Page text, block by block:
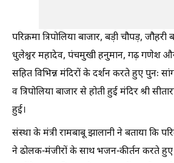
परिक्रमा त्रिपोलिया बाजार, बड़ी चौपड़, जौहरी
धुलेश्वर महादेव, पंचमुखी हनुमान, गढ़ गणेश
सहित विभिन्न मंदिरों के दर्शन करते हुए पुनः
व त्रिपोलिया बाजार से होती हुई मंदिर श्री
हुई।
संस्था के मंत्री रामबाबू झालानी ने बताया कि
ने ढोलक-मंजीरों के साथ भजन-कीर्तन करते हुए